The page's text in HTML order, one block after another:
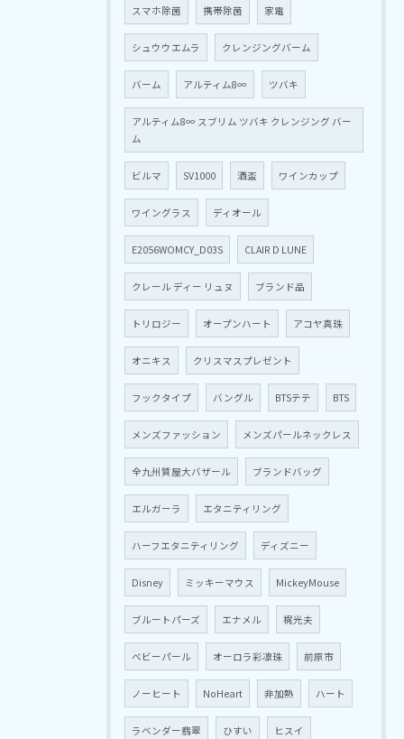
スマホ除菌 携帯除菌 家電
シュウウエムラ クレンジングバーム
バーム アルティム8∞ ツバキ
アルティム8∞ スブリム ツバキ クレンジング バー
ム
ビルマ SV1000 酒盃 ワインカップ
ワイングラス ディオール
E2056WOMCY_D03S CLAIR D LUNE
クレール ディー リュヌ ブランド品
トリロジー オープンハート アコヤ真珠
オニキス クリスマスプレゼント
フックタイプ バングル BTSテテ BTS
メンズファッション メンズパールネックレス
全九州質屋大バザール ブランドバッグ
エルガーラ エタニティリング
ハーフエタニティリング ディズニー
Disney ミッキーマウス MickeyMouse
ブルートパーズ エナメル 梶光夫
ベビーパール オーロラ彩凛珠 前原市
ノーヒート NoHeart 非加熱 ハート
ラベンダー翡翠 ひすい ヒスイ